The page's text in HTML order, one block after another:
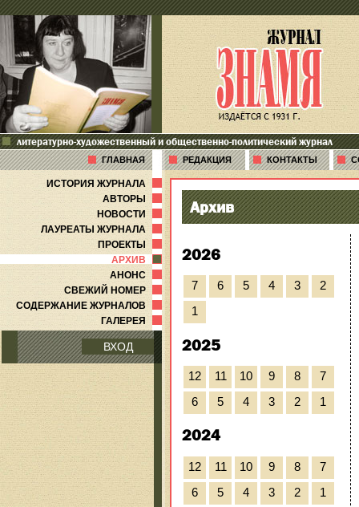
литературно-художественный и общественно-политический журнал
ГЛАВНАЯ РЕДАКЦИЯ КОНТАКТЫ
ИСТОРИЯ ЖУРНАЛА
АВТОРЫ
НОВОСТИ
ЛАУРЕАТЫ ЖУРНАЛА
ПРОЕКТЫ
АРХИВ
АНОНС
СВЕЖИЙ НОМЕР
СОДЕРЖАНИЕ ЖУРНАЛОВ
ГАЛЕРЕЯ
ВХОД
Архив
2026
7 6 5 4 3
2
1
2025
12 11 10 9 8
7
6
5 4 3 2 1
2024
12 11 10 9 8
7
6
5 4 3 2 1